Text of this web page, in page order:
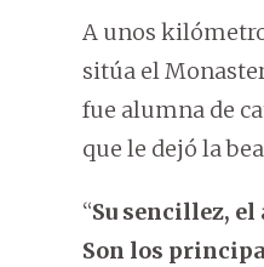
A unos
sitúa el
fue alumna de
que le dejó la
“Su sencillez,
Son los